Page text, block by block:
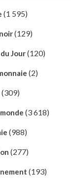
(1 595)
(129)
Jour(120)
(2)
(309)
(3 618)
(988)
(277)
(193)